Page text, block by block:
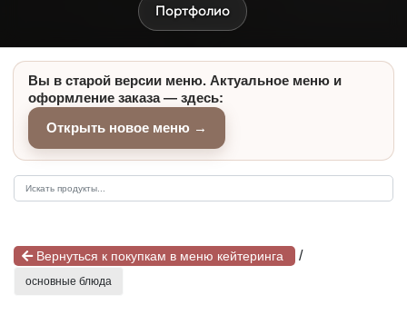
Портфолио
Вы в старой версии меню. Актуальное меню и
оформление заказа — здесь:
Открыть новое меню →
Вернуться к покупкам в меню кейтеринга /
основные блюда